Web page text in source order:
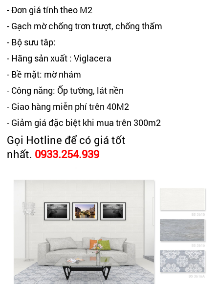
- Đơn giá tính theo M2
- Gạch mờ chống trơn trượt, chống thấm
- Bộ sưu tâp:
- Hãng sản xuất : Viglacera
- Bề mặt: mờ nhám
- Công năng: Ốp tường, lát nền
- Giao hàng miễn phí trên 40M2
- Giảm giá đặc biệt khi mua trên 300m2
Gọi Hotline để có giá tốt
nhất. 0933.254.939